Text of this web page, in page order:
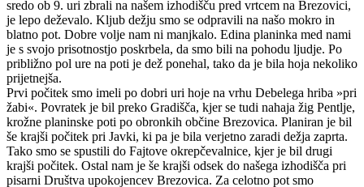
sredo ob 9. uri zbrali na našem izhodišču pred vrtcem na Brezovici,
je lepo deževalo. Kljub dežju smo se odpravili na našo mokro in
blatno pot. Dobre volje nam ni manjkalo. Edina planinka med nami
je s svojo prisotnostjo poskrbela, da smo bili na pohodu ljudje. Po
približno pol ure na poti je dež ponehal, tako da je bila hoja nekoliko
prijetnejša.
Prvi počitek smo imeli po dobri uri hoje na vrhu Debelega hriba »pri
žabi«. Povratek je bil preko Gradišča, kjer se tudi nahaja žig Pentlje,
krožne planinske poti po obronkih občine Brezovica. Planiran je bil
še krajši počitek pri Javki, ki pa je bila verjetno zaradi dežja zaprta.
Tako smo se spustili do Fajtove okrepčevalnice, kjer je bil drugi
krajši počitek. Ostal nam je še krajši odsek do našega izhodišča pri
pisarni Društva upokojencev Brezovica. Za celotno pot smo